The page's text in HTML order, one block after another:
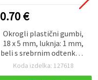
0.70 €
Okrogli plastični gumbi,
18 x 5 mm, luknja: 1 mm,
beli s srebrnim odtenkom
- 10 kosov
Koda izdelka: 127618